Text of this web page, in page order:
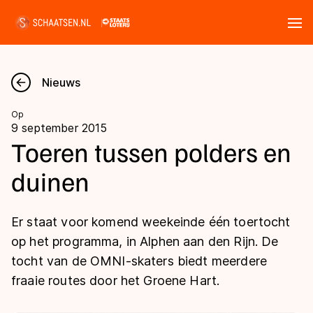
Nieuws
Kalender
Disciplines
Langebaan
Shorttrack
Inlineskaten
Uitslagen
Langebaan
Shorttrack
Tijden & historie
Nieuws
Op
9 september 2015
Toeren tussen polders en
duinen
Er staat voor komend weekeinde één toertocht
op het programma, in Alphen aan den Rijn. De
tocht van de OMNI-skaters biedt meerdere
fraaie routes door het Groene Hart.